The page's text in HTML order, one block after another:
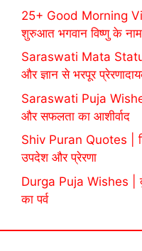
25+ Good Morning
शुरुआत भगवान विष्णु के
Saraswati Mata
और ज्ञान से भरपूर
Saraswati Puja Wishes
और सफलता का आशीर्वाद
Shiv Puran Quotes |
उपदेश और प्रेरणा
Durga Puja Wishes |
का पर्व